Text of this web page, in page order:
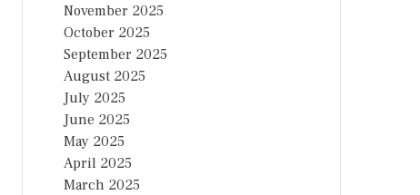
November 2025
October 2025
September 2025
August 2025
July 2025
June 2025
May 2025
April 2025
March 2025